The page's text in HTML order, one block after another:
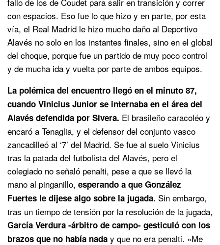
con espacios. Eso fue lo que hizo y en parte, por esta
vía, el Real Madrid le hizo mucho daño al Deportivo
Alavés no solo en los instantes finales, sino en el global
del choque, porque fue un partido de muy poco control
y de mucha ida y vuelta por parte de ambos equipos.
La polémica del encuentro llegó en el minuto 87,
cuando Vinicius Junior se internaba en el área del
Alavés defendida por Sivera. El brasileño caracoléo y
encaró a Tenaglia, y el defensor del conjunto vasco
zancadilleó al ‘7’ del Madrid. Se fue al suelo Vinicius
tras la patada del futbolista del Alavés, pero el
colegiado no señaló penalti, pese a que se llevó la
mano al pinganillo, esperando a que González
Fuertes le dijese algo sobre la jugada. Sin embargo,
tras un tiempo de tensión por la resolución de la jugada,
García Verdura -árbitro de campo- gesticuló con los
brazos que no había nada y que no era penalti. «Me